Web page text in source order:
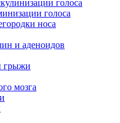
голоса
голоса
носа
и аденоидов
грыжи
мозга